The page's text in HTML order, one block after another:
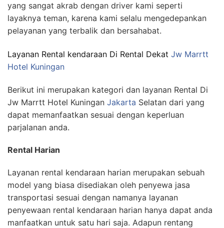
yang sangat akrab dengan driver kami seperti
layaknya teman, karena kami selalu mengedepankan
pelayanan yang terbalik dan bersahabat.
Layanan Rental kendaraan Di Rental Dekat Jw Marrtt
Hotel Kuningan
Berikut ini merupakan kategori dan layanan Rental Di
Jw Marrtt Hotel Kuningan Jakarta Selatan dari yang
dapat memanfaatkan sesuai dengan keperluan
parjalanan anda.
Rental Harian
Layanan rental kendaraan harian merupakan sebuah
model yang biasa disediakan oleh penyewa jasa
transportasi sesuai dengan namanya layanan
penyewaan rental kendaraan harian hanya dapat anda
manfaatkan untuk satu hari saja. Adapun rentang